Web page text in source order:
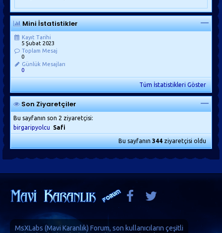
Mini İstatistikler
Kayıt Tarihi
5 Şubat 2023
Toplam Mesaj
0
Günlük Mesajları
0
Tüm İstatistikleri Göster
Son Ziyaretçiler
Bu sayfanın son 2 ziyaretçisi:
birgaripyolcu
Safi
Bu sayfanın344ziyaretçisi oldu
MsXLabs (Mavi Karanlık) Forum, son kullanıcıların çeşitli